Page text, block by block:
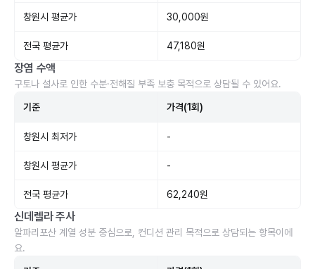
창원시 평균가 30,000원
전국 평균가 47,180원
장염 수액
구토나 설사로 인한 수분·전해질 부족 보충 목적으로 상담될 수 있어요.
기준 가격(1회)
창원시 최저가 -
창원시 평균가 -
전국 평균가 62,240원
신데렐라 주사
알파리포산 계열 성분 중심으로, 컨디션 관리 목적으로 상담되는 항목이에
요.